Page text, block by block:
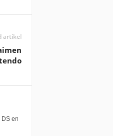
artikel
en